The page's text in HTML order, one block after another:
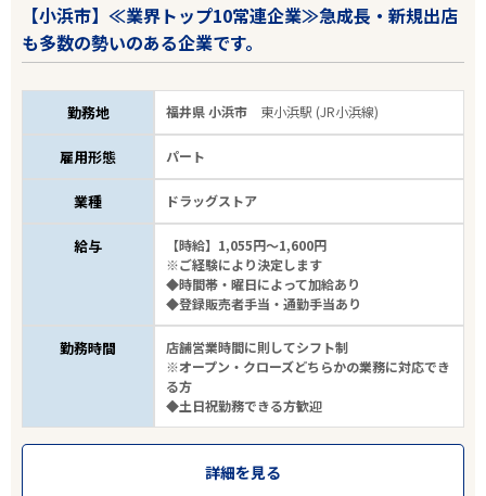
【小浜市】≪業界トップ10常連企業≫急成長・新規出店
も多数の勢いのある企業です。
勤務地 福井県 小浜市 東小浜駅 (JR小浜線)
雇用形態 パート
業種 ドラッグストア
給与
【時給】1,055円～1,600円
※ご経験により決定します
◆時間帯・曜日によって加給あり
◆登録販売者手当・通勤手当あり
勤務時間
店舗営業時間に則してシフト制
※オープン・クローズどちらかの業務に対応でき
る方
◆土日祝勤務できる方歓迎
詳細を見る